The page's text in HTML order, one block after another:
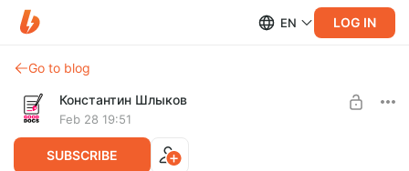
EN LOG IN
Go to blog
Константин Шлыков
Feb 28 19:51
SUBSCRIBE